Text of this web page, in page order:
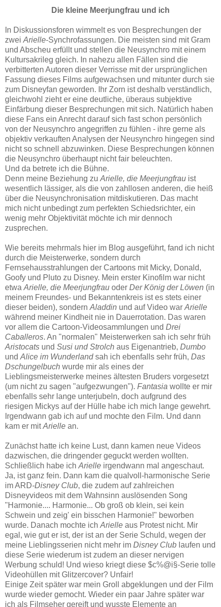
Die kleine Meerjungfrau und ich
In Diskussionsforen wimmelt es von Besprechungen der
zwei Arielle-Synchrofassungen. Die meisten sind mit Gram
und Abscheu erfüllt und stellen die Neusynchro mit einem
Kultursakrileg gleich. In nahezu allen Fällen sind die
verbitterten Autoren dieser Verrisse mit der ursprünglichen
Fassung dieses Films aufgewachsen und mitunter durch sie
zum Disneyfan geworden. Ihr Zorn ist deshalb verständlich,
gleichwohl zieht er eine deutliche, überaus subjektive
Einfärbung dieser Besprechungen mit sich. Natürlich haben
diese Fans ein Anrecht darauf sich fast schon persönlich
von der Neusynchro angegriffen zu fühlen - ihre gerne als
objektiv verkauften Analysen der Neusynchro hingegen sind
nicht so schnell abzuwinken. Diese Besprechungen können
die Neusynchro überhaupt nicht fair beleuchten.
Und da betrete ich die Bühne.
Denn meine Beziehung zu Arielle, die Meerjungfrau ist
wesentlich lässiger, als die von zahllosen anderen, die heiß
über die Neusynchronisation mitdiskutieren. Das macht
mich nicht unbedingt zum perfekten Schiedsrichter, ein
wenig mehr Objektivität möchte ich mir dennoch
zusprechen.
Wie bereits mehrmals hier im Blog ausgeführt, fand ich nicht
durch die Meisterwerke, sondern durch
Fernsehausstrahlungen der Cartoons mit Micky, Donald,
Goofy und Pluto zu Disney. Mein erster Kinofilm war nicht
etwa Arielle, die Meerjungfrau oder Der König der Löwen (in
meinem Freundes- und Bekanntenkreis ist es stets einer
dieser beiden), sondern Aladdin und auf Video war Arielle
während meiner Kindheit nie in Dauerrotation. Das waren
vor allem die Cartoon-Videosammlungen und Drei
Caballeros. An "normalen" Meisterwerken sah ich sehr früh
Aristocats und Susi und Strolch aus Eigenantrieb, Dumbo
und Alice im Wunderlandsah ich ebenfalls sehr früh, Das
Dschungelbuch wurde mir als eines der
Lieblingsmeisterwerke meines ältesten Bruders vorgesetzt
(um nicht zu sagen "aufgezwungen"). Fantasia wollte er mir
ebenfalls sehr lange unterjubeln, doch aufgrund des
riesigen Mickys auf der Hülle habe ich mich lange gewehrt.
Irgendwann gab ich auf und mochte den Film. Und dann
kam er mitArielle an.
Zunächst hatte ich keine Lust, dann kamen neue Videos
dazwischen, die dringender geguckt werden wollten.
Schließlich habe ich Arielle irgendwann mal angeschaut.
Ja, ist ganz fein. Dann kam die qualvoll-harmonische Serie
im ARD-Disney Club, die zudem auf zahlreichen
Disneyvideos mit dem Wahnsinn auslösenden Song
"Harmonie.... Harmonie... Ob groß ob klein, sei kein
Schwein und zeig' ein bisschen Harmonie!" beworben
wurde. Danach mochte ich Arielle aus Protest nicht. Mir
egal, wie gut er ist, der ist an der Serie Schuld, wegen der
meine Lieblingsserien nicht mehr im Disney Club laufen und
diese Serie wiederum ist zudem an dieser nervigen
Werbung schuld! Und wieso kriegt diese $c%@i§-Serie tolle
Videohüllen mit Glitzercover? Unfair!
Einige Zeit später war mein Groll abgeklungen und der Film
wurde wieder gemocht. Wieder ein paar Jahre später war
ich als Filmseher gereift und wusste Elemente an